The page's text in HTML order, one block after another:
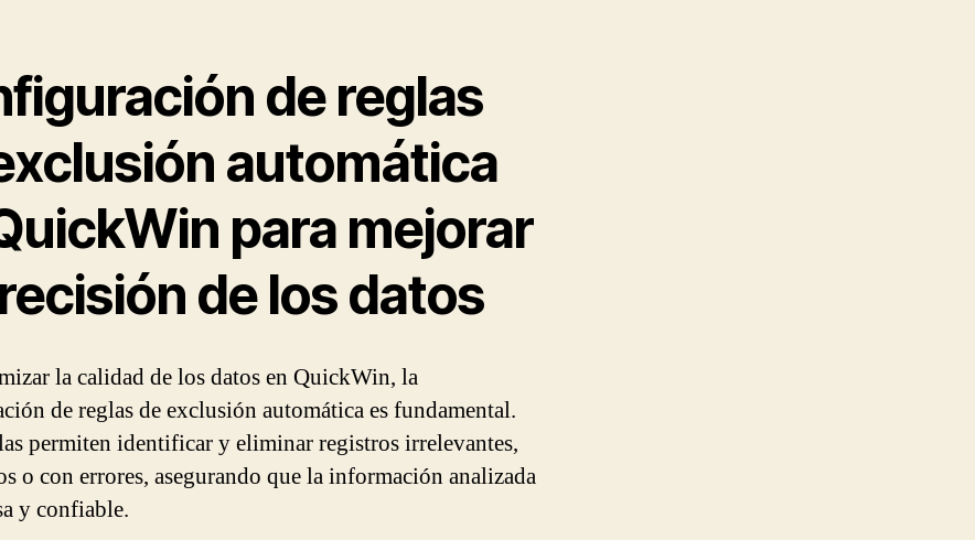
de reglas
automática
para mejorar
de los datos
la calidad de los datos en QuickWin, la
de reglas de exclusión automática es fundamental.
permiten identificar y eliminar registros irrelevantes,
o con errores, asegurando que la información analizada
y confiable.